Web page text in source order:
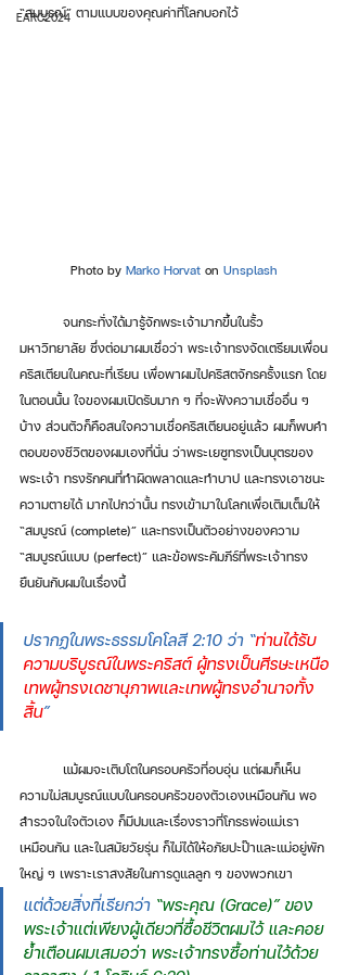
EARC2024
“สมบูรณ์” ตามแบบของคุณค่าที่โลกบอกไว้
Photo by Marko Horvat on Unsplash
มหาวิทยาลัย ซึ่งต่อมาผมเชื่อว่า พระเจ้าทรงจัดเตรียมเพื่อน
คริสเตียนในคณะที่เรียน เพื่อพาผมไปคริสตจักรครั้งแรก โดย
ในตอนนั้น ใจของผมเปิดรับมาก ๆ ที่จะฟังความเชื่ออื่น ๆ
บ้าง ส่วนตัวก็คือสนใจความเชื่อคริสเตียนอยู่แล้ว ผมก็พบคำ
ตอบของชีวิตของผมเองที่นั่น ว่าพระเยซูทรงเป็นบุตรของ
พระเจ้า ทรงรักคนที่ทำผิดพลาดและทำบาป และทรงเอาชนะ
ความตายได้ มากไปกว่านั้น ทรงเข้ามาในโลกเพื่อเติมเต็มให้
“สมบูรณ์ (complete)” และทรงเป็นตัวอย่างของความ
“สมบูรณ์แบบ (perfect)” และข้อพระคัมภีร์ที่พระเจ้าทรง
ยืนยันกับผมในเรื่องนี้
ปรากฏในพระธรรมโคโลสี 2:10 ว่า “ท่านได้รับ
ความบริบูรณ์ในพระคริสต์ ผู้ทรงเป็นศีรษะเหนือ
เทพผู้ทรงเดชานุภาพและเทพผู้ทรงอำนาจทั้ง
สิ้น”
ความไม่สมบูรณ์แบบในครอบครัวของตัวเองเหมือนกัน พอ
สำรวจในใจตัวเอง ก็มีปมและเรื่องราวที่โกรธพ่อแม่เรา
เหมือนกัน และในสมัยวัยรุ่น ก็ไม่ได้ให้อภัยปะป๊าและแม่อยู่พัก
ใหญ่ ๆ เพราะเราสงสัยในการดูแลลูก ๆ ของพวกเขา
แต่ด้วยสิ่งที่เรียกว่า “พระคุณ (Grace)” ของ
พระเจ้าแต่เพียงผู้เดียวที่ซื้อชีวิตผมไว้ และคอย
ย้ำเตือนผมเสมอว่า พระเจ้าทรงซื้อท่านไว้ด้วย